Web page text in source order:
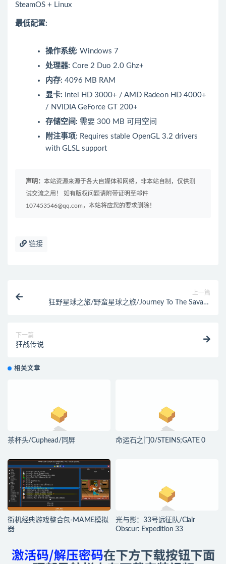
SteamOS + Linux
最低配置:
操作系统: Windows 7
处理器: Core 2 Duo 2.0 Ghz+
内存: 4096 MB RAM
显卡: Intel HD 3000+ / AMD Radeon HD 4000+
/ NVIDIA GeForce GT 200+
存储空间: 需要 300 MB 可用空间
附注事项: Requires stable OpenGL 3.2 drivers
with GLSL support
声明： 本站资源来源于各大自媒体和网络，非本站自制，仅供测
试交流之用！ 如有版权问题请附带证明至邮件
107453546@qq.com，本站将应您的要求删除！
链接
上一篇
狂野星球之旅/野蛮星球之旅/Journey To The Savage
下一篇
狂战传说
相关文章
茶杯头/Cuphead/同屏 命运石之门0/STEINS;GATE 0
街机经典游戏整合包-MAME模拟
器
光与影：33号远征队/Clair
Obscur: Expedition 33